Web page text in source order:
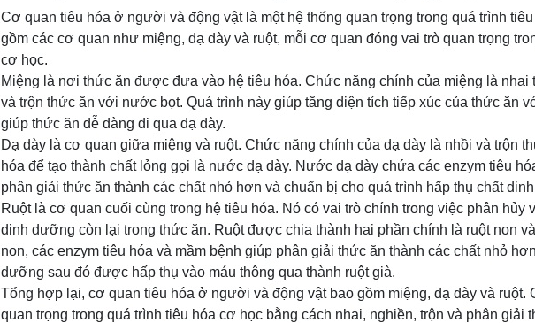
Cơ quan tiêu hóa ở người và động vật là một hệ thống quan trọng trong quá trình
gồm các cơ quan như miệng, dạ dày và ruột, mỗi cơ quan đóng vai trò quan trọng
cơ học.
Miệng là nơi thức ăn được đưa vào hệ tiêu hóa. Chức năng chính của miệng là nhai
và trộn thức ăn với nước bọt. Quá trình này giúp tăng diện tích tiếp xúc của thức ăn
giúp thức ăn dễ dàng đi qua dạ dày.
Dạ dày là cơ quan giữa miệng và ruột. Chức năng chính của dạ dày là nhồi và trộn
hóa để tạo thành chất lỏng gọi là nước dạ dày. Nước dạ dày chứa các enzym tiêu
phân giải thức ăn thành các chất nhỏ hơn và chuẩn bị cho quá trình hấp thụ chất
Ruột là cơ quan cuối cùng trong hệ tiêu hóa. Nó có vai trò chính trong việc phân hủy
dinh dưỡng còn lại trong thức ăn. Ruột được chia thành hai phần chính là ruột non
non, các enzym tiêu hóa và mầm bệnh giúp phân giải thức ăn thành các chất nhỏ
dưỡng sau đó được hấp thụ vào máu thông qua thành ruột già.
Tổng hợp lại, cơ quan tiêu hóa ở người và động vật bao gồm miệng, dạ dày và ruột.
quan trọng trong quá trình tiêu hóa cơ học bằng cách nhai, nghiền, trộn và phân giải